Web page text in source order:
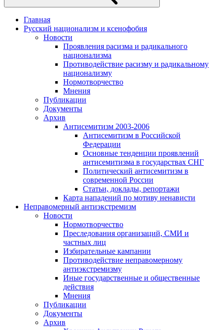
Главная
Русский национализм и ксенофобия
Новости
Проявления расизма и радикального
национализма
Противодействие расизму и радикальному
национализму
Нормотворчество
Мнения
Публикации
Документы
Архив
Антисемитизм 2003-2006
Антисемитизм в Российской
Федерации
Основные тенденции проявлений
антисемитизма в государствах СНГ
Политический антисемитизм в
современной России
Статьи, доклады, репортажи
Карта нападений по мотиву ненависти
Неправомерный антиэкстремизм
Новости
Нормотворчество
Преследования организаций, СМИ и
частных лиц
Избирательные кампании
Противодействие неправомерному
антиэкстремизму
Иные государственные и общественные
действия
Мнения
Публикации
Документы
Архив